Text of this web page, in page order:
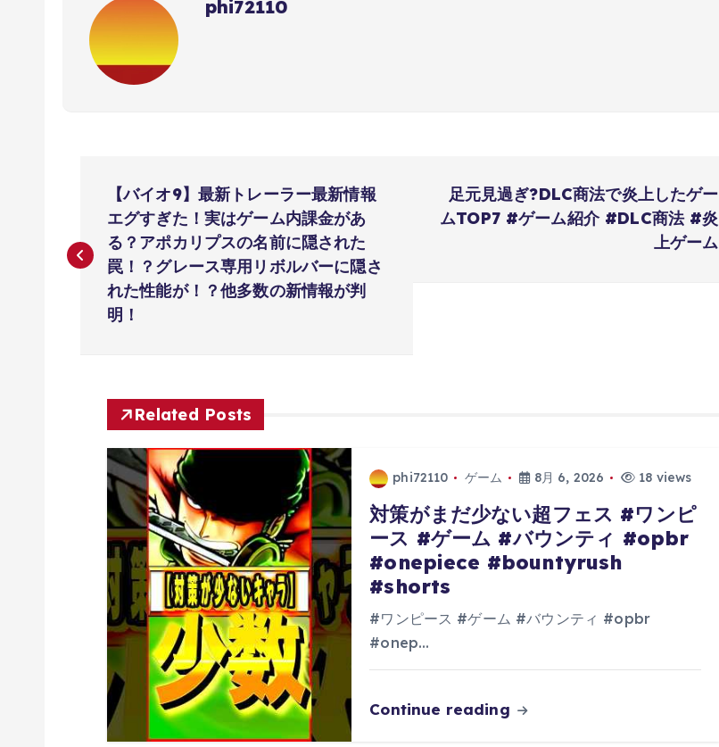
phi72110
稿
ナ
【バイオ9】最新トレーラー最新情報
エグすぎた！実はゲーム内課金があ
る？アポカリプスの名前に隠された
罠！？グレース専用リボルバーに隠さ
れた性能が！？他多数の新情報が判
明！
足元見過ぎ?DLC商法で炎上したゲー
ムTOP7 #ゲーム紹介 #DLC商法 #炎
上ゲーム
Related Posts
phi72110 ゲーム 8月 6, 2026 18 views
対策がまだ少ない超フェス #ワンピ
ース #ゲーム #バウンティ #opbr
#onepiece #bountyrush
#shorts
#ワンピース #ゲーム #バウンティ #opbr
#onep…
Continue reading